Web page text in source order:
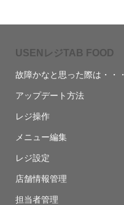
USENレジTAB FOOD
故障かなと思った際は・・・
アップデート方法
レジ操作
メニュー編集
レジ設定
店舗情報管理
担当者管理